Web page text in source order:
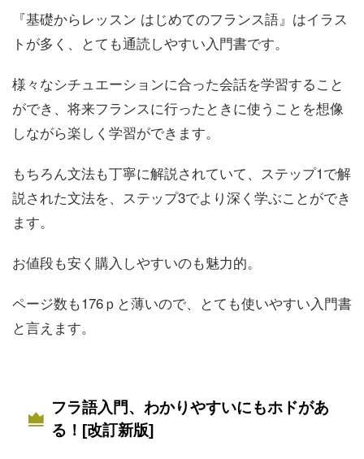
『基礎からレッスン はじめてのフランス語』はイラス
トが多く、とても通読しやすい入門書です。
様々なシチュエーションに合った会話を学習すること
ができ、将来フランスに行ったときに使うことを想像
しながら楽しく学習ができます。
もちろん文法も丁寧に解説されていて、ステップ1で解
説された文法を、ステップ3でより深く学ぶことができ
ます。
お値段も安く購入しやすいのも魅力的。
ページ数も176ｐと薄いので、とても使いやすい入門書
と言えます。
フラ語入門、わかりやすいにもホドがあ
る！[改訂新版]